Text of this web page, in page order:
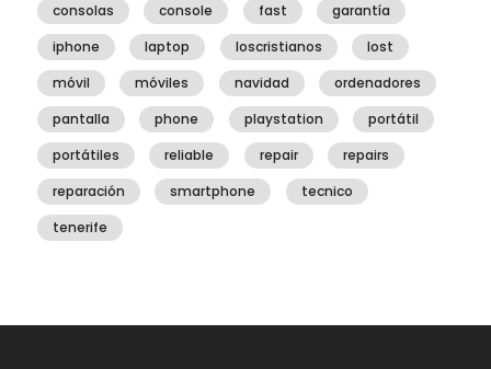
consolas
console fast
garantía
iphone
laptop loscristianos
lost
móvil
móviles navidad
ordenadores
pantalla
phone playstation
portátil
portátiles
reliable repair
repairs
reparación
smartphone
tecnico
tenerife